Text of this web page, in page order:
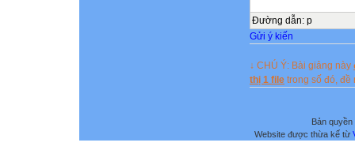
Đường dẫn: p
Gửi ý kiến
↓ CHÚ Ý: Bài giảng này
thị 1 file trong số đó, đề
Bản
Website được thừa kế từ